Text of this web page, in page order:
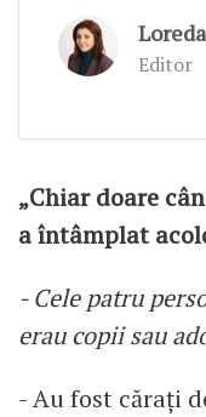
Editor
„Chiar doare
a întâmplat
- Cele patru
erau copii sau
- Au fost cărați